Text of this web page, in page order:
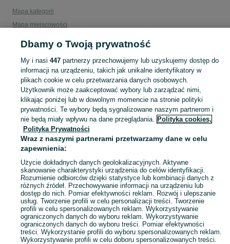
Mapa kategorii
Mapa miejscowości
Popularne wyszukiwania
Dbamy o Twoją prywatność
My i nasi 447partnerzy przechowujemy lub uzyskujemy dostęp do
informacji na urządzeniu, takich jak unikalne identyfikatory w
plikach cookie w celu przetwarzania danych osobowych.
Użytkownik może zaakceptować wybory lub zarządzać nimi,
klikając poniżej lub w dowolnym momencie na stronie polityki
prywatności. Te wybory będą sygnalizowane naszym partnerom i
nie będą miały wpływu na dane przeglądania. Polityka cookies,
Polityka Prywatności
Wraz z naszymi partnerami przetwarzamy dane w celu
zapewnienia:
Użycie dokładnych danych geolokalizacyjnych. Aktywne
skanowanie charakterystyki urządzenia do celów identyfikacji.
Rozumienie odbiorców dzięki statystyce lub kombinacji danych z
różnych źródeł. Przechowywanie informacji na urządzeniu lub
dostęp do nich. Pomiar efektywności reklam. Rozwój i ulepszanie
usług. Tworzenie profili w celu personalizacji treści. Tworzenie
profili w celu spersonalizowanych reklam. Wykorzystywanie
ograniczonych danych do wyboru reklam. Wykorzystywanie
ograniczonych danych do wyboru treści. Pomiar efektywności
treści. Wykorzystanie profili do wyboru spersonalizowanych reklam.
Wykorzystywanie profili w celu doboru spersonalizowanych treści.